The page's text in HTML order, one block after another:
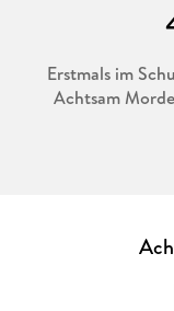
Erstmals im
Achtsam
Björn Diemel
regulieren. Die